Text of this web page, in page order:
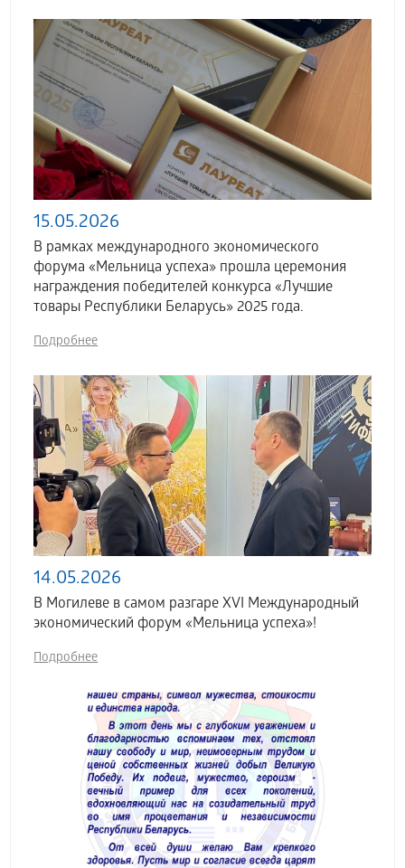
15.05.2026
В рамках международного экономического
форума «Мельница успеха» прошла церемония
награждения победителей конкурса «Лучшие
товары Республики Беларусь» 2025 года.
Подробнее
14.05.2026
В Могилеве в самом разгаре XVI Международный
экономический форум «Мельница успеха»!
Подробнее